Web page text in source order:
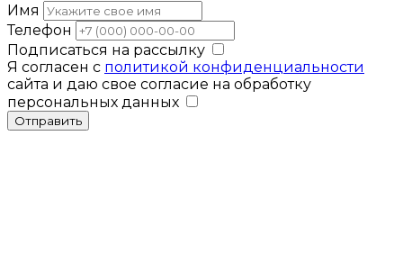
Имя
Телефон
Подписаться на рассылку
Я согласен с политикой конфиденциальности
сайта и даю свое согласие на обработку
персональных данных
Отправить